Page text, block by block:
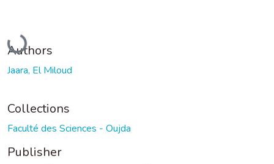
Loading...
Authors
Jaara, El Miloud
Collections
Faculté des Sciences - Oujda
Publisher